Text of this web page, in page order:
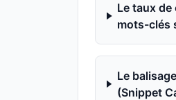
Le taux
mots-clés
Le
(Snippet